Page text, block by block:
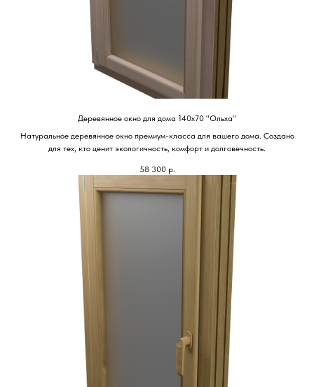
Деревянное окно для дома 140х70 "Ольха"
Натуральное деревянное окно премиум-класса для вашего дома. Создано
для тех, кто ценит экологичность, комфорт и долговечность.
58 300 р.